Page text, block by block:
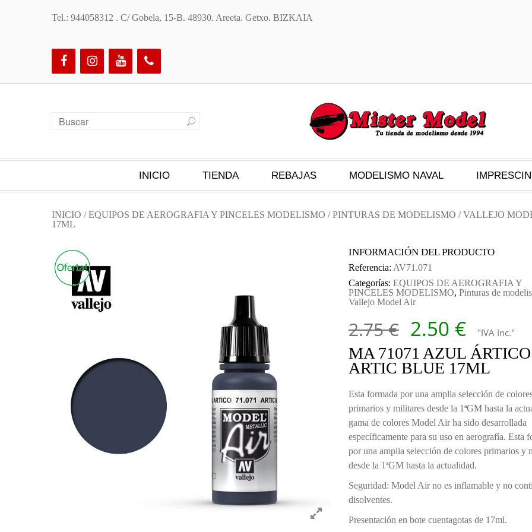
Tel.: 944058312 . C/ Gobela, 15-B. 48930. Areeta. Getxo. BIZKAIA
INICIO TIENDA REBAJAS MODELISMO NAVAL
INICIO /EQUIPOS DE AEROGRAFIA Y PINCELES MODELISMO /PINTURAS DE MODELISMO /VALLEJO
17ML
INFORMACIÓN DEL PRODUCTO
Referencia: AV71.071
Categorías: EQUIPOS DE AEROGRAFIA Y
PINCELES MODELISMO, Pinturas de
Vallejo Model Air
2.75€ El precio
2.50 € El
"IVA Inc."
MA 71071 AZUL
ARTIC BLUE 17ML
Esta formada por una amplia selección de
primarios y militares desde la 1ªGM hasta la
gama de colores Model Air ha sido desarrollada
específicamente para su uso en aerografía. Esta
por una amplia selección de colores primarios y
desde la 1ªGM hasta la actualidad.
Seguridad: Model Air no es inflamable y no
disolventes.
Presentación en bote cuentagotas de 17ml.